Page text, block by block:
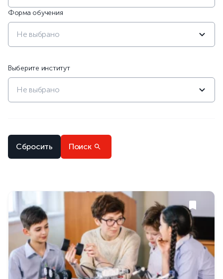
Форма обучения
Не выбрано
Выберите институт
Не выбрано
Сбросить Поиск